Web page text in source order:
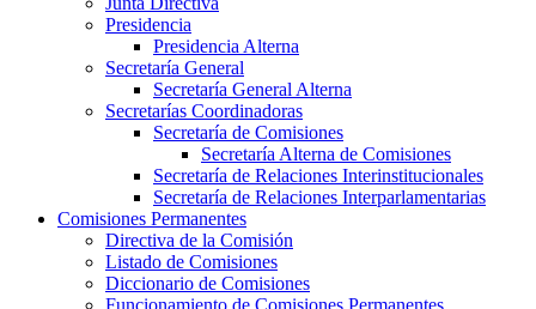
Presidencia
Presidencia Alterna
Secretaría General
Secretaría General Alterna
Secretarías Coordinadoras
Secretaría de Comisiones
Secretaría Alterna de Comisiones
Secretaría de Relaciones Interinstitucionales
Secretaría de Relaciones Interparlamentarias
Comisiones Permanentes
Directiva de la Comisión
Listado de Comisiones
Diccionario de Comisiones
Funcionamiento de Comisiones Permanentes